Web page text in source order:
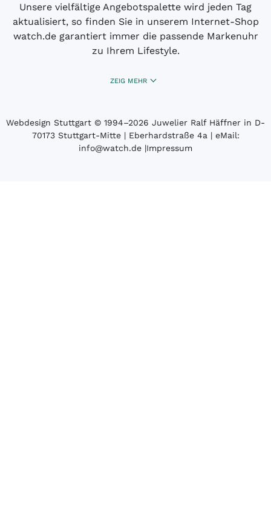
Unsere vielfältige Angebotspalette wird jeden Tag
aktualisiert, so finden Sie in unserem Internet-Shop
watch.de garantiert immer die passende Markenuhr
zu Ihrem Lifestyle.
ZEIG MEHR
Webdesign Stuttgart © 1994­–2026 Juwelier Ralf Häffner in D-
70173 Stuttgart-Mitte | Eberhardstraße 4a | eMail:
info@watch.de |Impressum